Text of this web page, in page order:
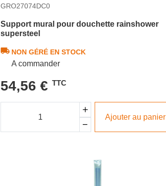
GRO27074DC0
Support mural pour douchette rainshower
supersteel
NON GÉRÉ EN STOCK
A commander
54,56 € TTC
Ajouter au panier